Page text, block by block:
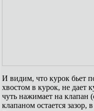
И видим, что курок бьет
хвостом в курок, не дает
чуть нажимает на клапан
клапаном остается зазор,